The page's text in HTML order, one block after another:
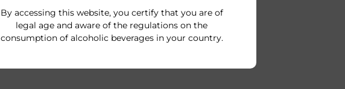
By accessing this website, you certify that you are of
legal age and aware of the regulations on the
consumption of alcoholic beverages in your country.